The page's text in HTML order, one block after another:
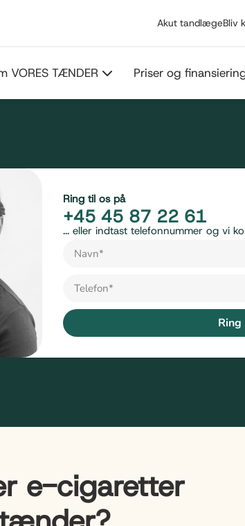
Akut tandlægeBliv
VORES TÆNDER Priser og
Ring til os på
+45 45 87 22 61
... eller indtast telefonnummer og vi
Ring
e-cigaretter